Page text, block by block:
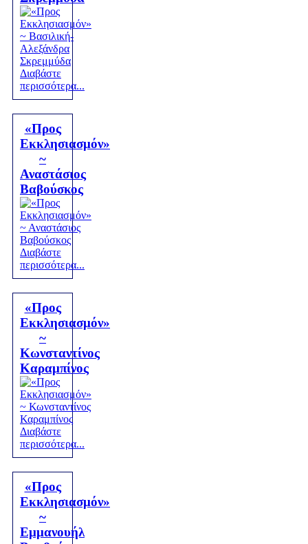
Διαβάστε
περισσότερα...
«Προς
Εκκλησιασμόν»
~
Αναστάσιος
Βαβούσκος
Διαβάστε
περισσότερα...
«Προς
Εκκλησιασμόν»
~
Κωνσταντίνος
Καραμπίνος
Διαβάστε
περισσότερα...
«Προς
Εκκλησιασμόν»
~
Εμμανουήλ